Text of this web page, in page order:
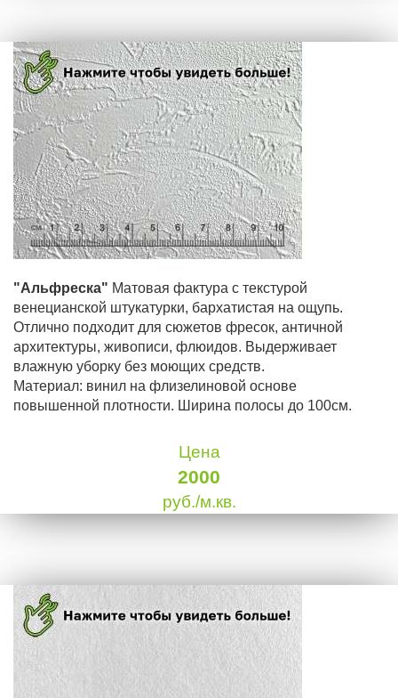
"Альфреска" Матовая фактура с текстурой
венецианской штукатурки, бархатистая на ощупь.
Отлично подходит для сюжетов фресок, античной
архитектуры, живописи, флюидов. Выдерживает
влажную уборку без моющих средств.
Материал: винил на флизелиновой основе
повышенной плотности. Ширина полосы до 100см.
Цена
2000
руб./м.кв.